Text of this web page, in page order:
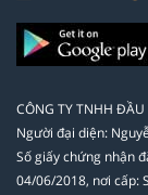
CÔNG TY TNHH ĐẦU
Người đại diện:
Số giấy chứng nhận
04/06/2018, nơi cấp: